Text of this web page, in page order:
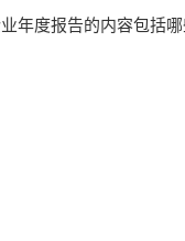
年度报告的内容包括